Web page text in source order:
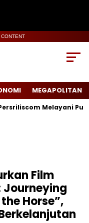
MEGAPOLITAN
Melayani
Film
Journeying
Horse”,